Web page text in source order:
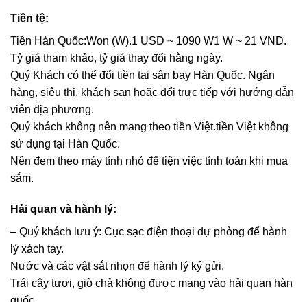
Tiền tệ:
Tiền Hàn Quốc:Won (W).1 USD ~ 1090 W1 W ~ 21 VND.
Tỷ giá tham khảo, tỷ giá thay đổi hằng ngày.
Quý Khách có thể đổi tiền tại sân bay Hàn Quốc. Ngân
hàng, siêu thị, khách sạn hoặc đổi trực tiếp với hướng dẫn
viên địa phương.
Quý khách không nên mang theo tiền Việt.tiền Việt không
sử dụng tại Hàn Quốc.
Nên đem theo máy tính nhỏ để tiện việc tính toán khi mua
sắm.
Hải quan và hành lý:
– Quý khách lưu ý: Cục sạc điện thoại dự phòng để hành
lý xách tay.
Nước và các vật sắt nhọn để hành lý ký gửi.
Trái cây tươi, giò chả không được mang vào hải quan hàn